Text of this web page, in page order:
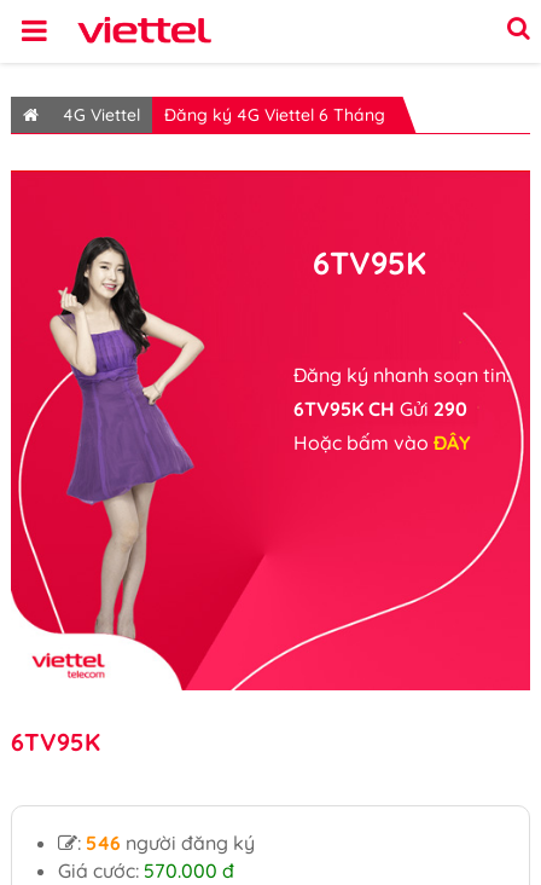
4G Viettel Đăng ký 4G Viettel 6 Tháng
6TV95K
Đăng ký nhanh soạn tin:
6TV95K CH Gửi 290
Hoặc bấm vào ĐÂY
6TV95K
: 546người đăng ký
Giá cước: 570.000 đ